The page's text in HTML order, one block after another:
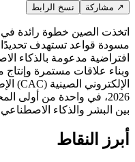
↗ مشاركة نسخ الرابط
اتخذت الصين خطوة رائدة في
مسودة قواعد تستهدف
افتراضية مدعومة بالذكاء
وبناء علاقات مستمرة
2026، في واحدة من أولى
بين البشر والذكاء
أبرز النقاط